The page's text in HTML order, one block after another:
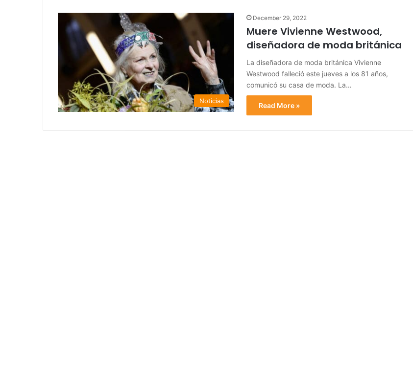
Noticias
December 29, 2022
Muere Vivienne Westwood,
diseñadora de moda británica
La diseñadora de moda británica Vivienne
Westwood falleció este jueves a los 81 años,
comunicó su casa de moda. La…
Read More »